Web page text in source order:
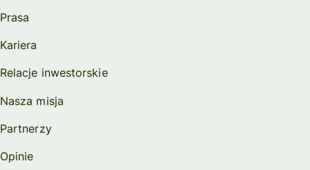
Prasa
Kariera
Relacje inwestorskie
Nasza misja
Partnerzy
Opinie